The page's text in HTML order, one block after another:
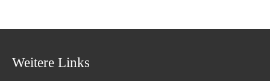
Weitere Links